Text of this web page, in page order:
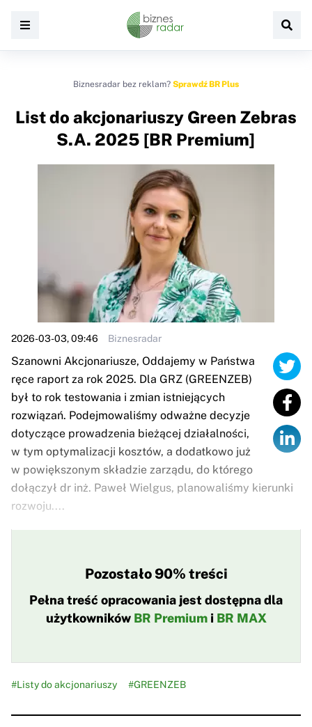
Biznesradar bez reklam? Sprawdź BR Plus
List do akcjonariuszy Green Zebras
S.A. 2025 [BR Premium]
2026-03-03, 09:46 Biznesradar
Szanowni Akcjonariusze, Oddajemy w Państwa
ręce raport za rok 2025. Dla GRZ (GREENZEB)
był to rok testowania i zmian istniejących
rozwiązań. Podejmowaliśmy odważne decyzje
dotyczące prowadzenia bieżącej działalności,
w tym optymalizacji kosztów, a dodatkowo już
w powiększonym składzie zarządu, do którego
dołączył dr inż. Paweł Wielgus, planowaliśmy kierunki
rozwoju....
Pozostało 90% treści
Pełna treść opracowania jest dostępna dla
użytkowników BR Premiumi BR MAX
#Listy do akcjonariuszy #GREENZEB